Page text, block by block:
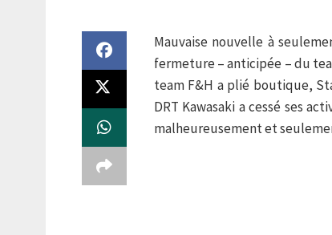
Mauvaise nouvelle à
fermeture – anticipée – du
team F&H a plié boutique,
DRT Kawasaki a cessé ses
malheureusement et